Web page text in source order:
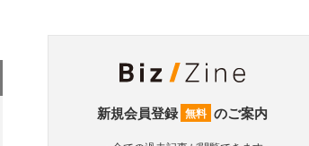
新規会員登録 無料 のご案内